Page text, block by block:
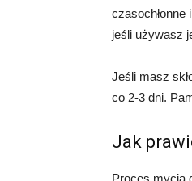
jeśli używasz
Jeśli masz
co 2-3 dni.
Jak
Proces mycia